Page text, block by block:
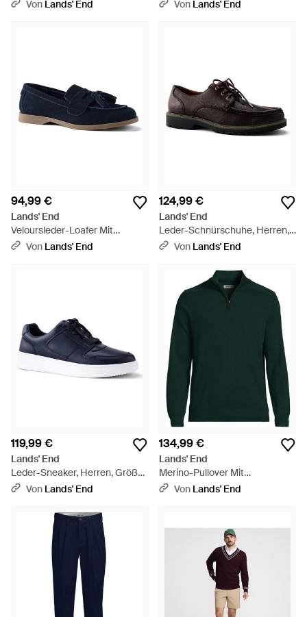
Von Lands' End Von Lands' End
94,99 €
Lands' End
Veloursleder-Loafer Mit
Tasseln, Damen, Größe
Von Lands' End
124,99 €
Lands' End
Leder-Schnürschuhe, Herren,
Größe Regular, By - Schwarz
Von Lands' End
119,99 €
Lands' End
Leder-Sneaker, Herren, Größe
Regular, By - Blau
Von Lands' End
134,99 €
Lands' End
Merino-Pullover Mit
Reiãÿverschluss, Herren,
Von Lands' End